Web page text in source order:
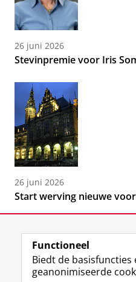
26 juni 2026
Stevinpremie voor Iris
26 juni 2026
Start werving nieuwe
Functioneel
Biedt de
geanonimiseerde